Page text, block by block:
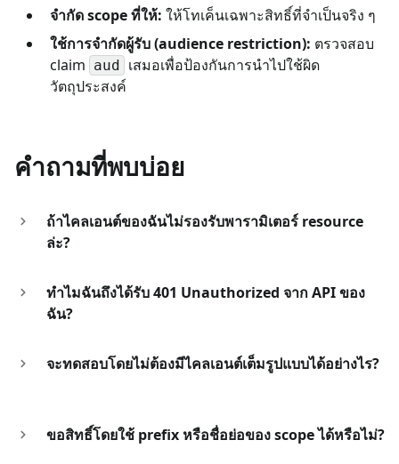
จำกัด scope ที่ให้: ให้โทเค็นเฉพาะสิทธิ์ที่จำเป็นจริง ๆ
ใช้การจำกัดผู้รับ (audience restriction): ตรวจสอบ
claim aud
เสมอเพื่อป้องกันการนำไปใช้ผิด
วัตถุประสงค์
คำถามที่พบบ่อย
ถ้าไคลเอนต์ของฉันไม่รองรับพารามิเตอร์ resource
ล่ะ?
ทำไมฉันถึงได้รับ 401 Unauthorized จาก API ของ
ฉัน?
จะทดสอบโดยไม่ต้องมีไคลเอนต์เต็มรูปแบบได้อย่างไร?
ขอสิทธิ์โดยใช้ prefix หรือชื่อย่อของ scope ได้หรือไม่?